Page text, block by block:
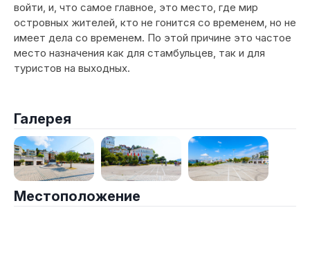
войти, и, что самое главное, это место, где мир
островных жителей, кто не гонится со временем, но не
имеет дела со временем. По этой причине это частое
место назначения как для стамбульцев, так и для
туристов на выходных.
Галерея
Местоположение